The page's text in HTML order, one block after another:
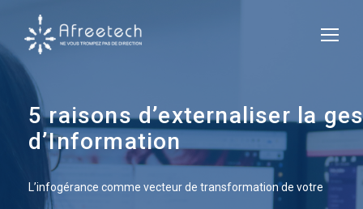
5 raisons d’externaliser la
d’Information
L’infogérance comme vecteur de transformation de votre